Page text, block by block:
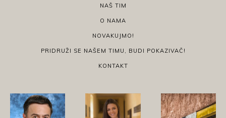
NAŠ TIM
O NAMA
NOVAKUJMO!
PRIDRUŽI SE NAŠEM TIMU, BUDI POKAZIVAČ!
KONTAKT